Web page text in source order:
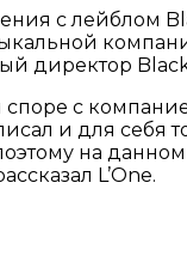
с лейблом
директор
с
и для
на
L’One.